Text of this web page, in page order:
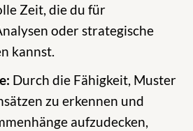
Zeit, die du für
oder strategische
kannst.
Durch die Fähigkeit, Muster
zu erkennen und
aufzudecken,